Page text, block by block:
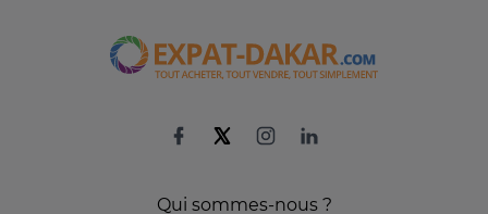
Qui sommes-nous ?